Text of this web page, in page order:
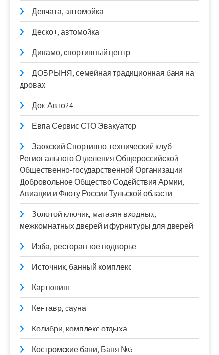
Девчата, автомойка
Деско+, автомойка
Динамо, спортивный центр
ДОБРЫНЯ, семейная традиционная баня на
дровах
Док-Авто24
Евпа Сервис СТО Эвакуатор
Заокский Спортивно-технический клуб
Регионального Отделения Общероссийской
Общественно-государственной Организации
Добровольное Общество Содействия Армии,
Авиации и Флоту России Тульской области
Золотой ключик, магазин входных,
межкомнатных дверей и фурнитуры для дверей
Изба, ресторанное подворье
Источник, банный комплекс
Картюнинг
Кентавр, сауна
Колибри, комплекс отдыха
Костромские бани, Баня №5